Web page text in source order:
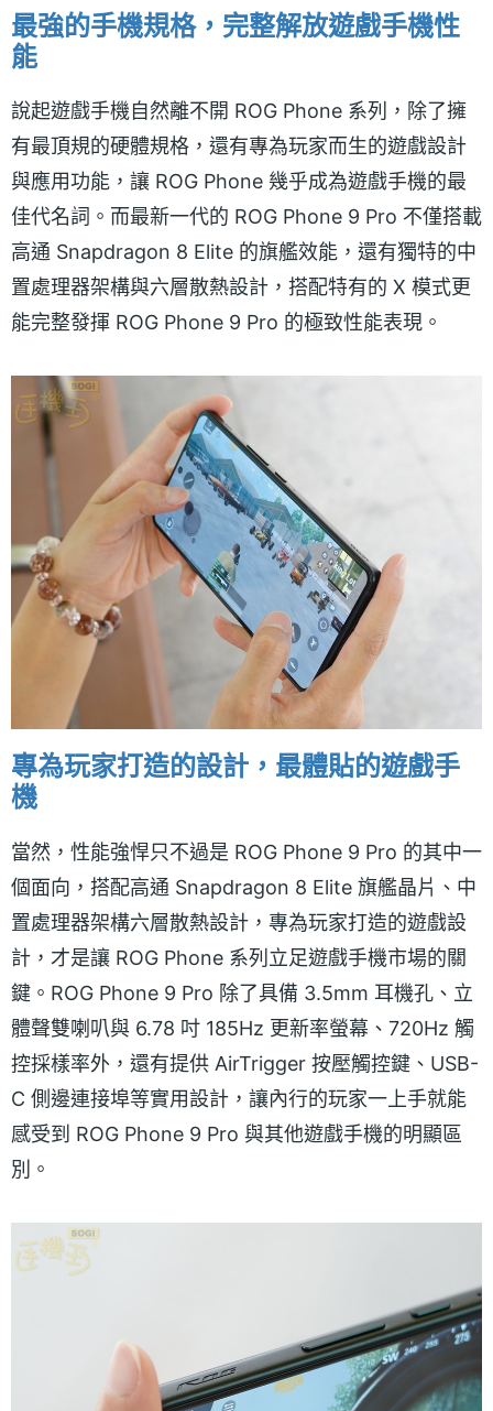
最強的手機規格，完整解放遊戲手機性
能
說起遊戲手機自然離不開 ROG Phone 系列，除了擁
有最頂規的硬體規格，還有專為玩家而生的遊戲設計
與應用功能，讓 ROG Phone 幾乎成為遊戲手機的最
佳代名詞。而最新一代的 ROG Phone 9 Pro 不僅搭載
高通 Snapdragon 8 Elite 的旗艦效能，還有獨特的中
置處理器架構與六層散熱設計，搭配特有的 X 模式更
能完整發揮 ROG Phone 9 Pro 的極致性能表現。
專為玩家打造的設計，最體貼的遊戲手
機
當然，性能強悍只不過是 ROG Phone 9 Pro 的其中一
個面向，搭配高通 Snapdragon 8 Elite 旗艦晶片、中
置處理器架構六層散熱設計，專為玩家打造的遊戲設
計，才是讓 ROG Phone 系列立足遊戲手機市場的關
鍵。ROG Phone 9 Pro 除了具備 3.5mm 耳機孔、立
體聲雙喇叭與 6.78 吋 185Hz 更新率螢幕、720Hz 觸
控採樣率外，還有提供 AirTrigger 按壓觸控鍵、USB-
C 側邊連接埠等實用設計，讓內行的玩家一上手就能
感受到 ROG Phone 9 Pro 與其他遊戲手機的明顯區
別。